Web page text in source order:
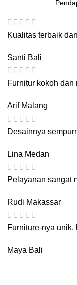
Kualitas terbaik
Santi Bali
Furnitur kokoh dan
Arif Malang
Desainnya
Lina Medan
Pelayanan sangat
Rudi Makassar
Furniture-nya
Maya Bali